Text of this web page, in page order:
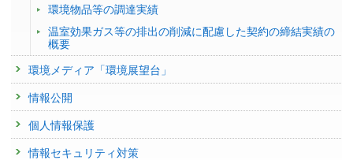
環境物品等の調達実績
温室効果ガス等の排出の削減に配慮した契約の締結実績の
概要
環境メディア「環境展望台」
情報公開
個人情報保護
情報セキュリティ対策